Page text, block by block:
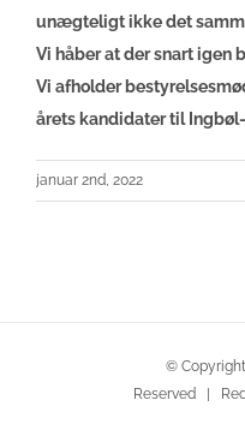
unægteligt ikke det
Vi håber at der snart igen
Vi afholder
årets kandidater til
januar 2nd, 2022
© Copyright
Reserved |